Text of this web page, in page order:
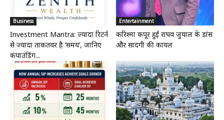
Business
Investment Mantra: ज्यादा रिटर्न
से ज्यादा ताकतवर है ‘समय’, जानिए
कंपाउंडिंग...
Entertainment
करिश्मा कपूर हुईं राघव जुयाल के डांस
और सादगी की कायल